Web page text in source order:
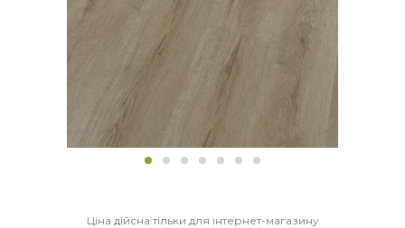
Ціна дійсна тільки для інтернет-магазину